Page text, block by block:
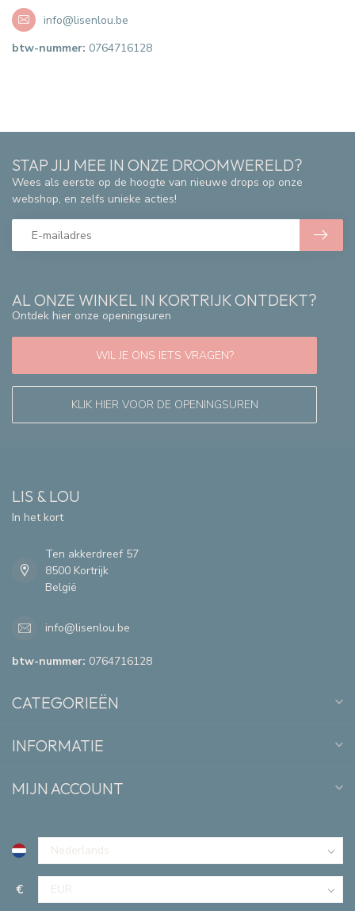
info@lisenlou.be
btw-nummer: 0764716128
AL ONZE WINKEL IN KORTRIJK ONTDEKT?
Ontdek hier onze openingsuren
WIL JE ONS IETS VRAGEN?
KLIK HIER VOOR DE OPENINGSUREN
STAP JIJ MEE IN ONZE DROOMWERELD?
Wees als eerste op de hoogte van nieuwe drops op onze
webshop, en zelfs unieke acties!
LIS & LOU
In het kort
Ten akkerdreef 57
8500 Kortrijk
België
info@lisenlou.be
btw-nummer: 0764716128
CATEGORIEËN
INFORMATIE
MIJN ACCOUNT
€